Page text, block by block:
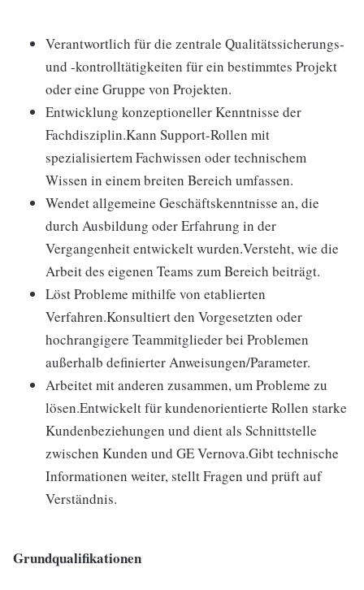
Verantwortlich für die zentrale Qualitätssicherungs-
und -kontrolltätigkeiten für ein bestimmtes Projekt
oder eine Gruppe von Projekten.
Entwicklung konzeptioneller Kenntnisse der
Fachdisziplin.Kann Support-Rollen mit
spezialisiertem Fachwissen oder technischem
Wissen in einem breiten Bereich umfassen.
Wendet allgemeine Geschäftskenntnisse an, die
durch Ausbildung oder Erfahrung in der
Vergangenheit entwickelt wurden.Versteht, wie die
Arbeit des eigenen Teams zum Bereich beiträgt.
Löst Probleme mithilfe von etablierten
Verfahren.Konsultiert den Vorgesetzten oder
hochrangigere Teammitglieder bei Problemen
außerhalb definierter Anweisungen/Parameter.
Arbeitet mit anderen zusammen, um Probleme zu
lösen.Entwickelt für kundenorientierte Rollen starke
Kundenbeziehungen und dient als Schnittstelle
zwischen Kunden und GE Vernova.Gibt technische
Informationen weiter, stellt Fragen und prüft auf
Verständnis.
Grundqualifikationen